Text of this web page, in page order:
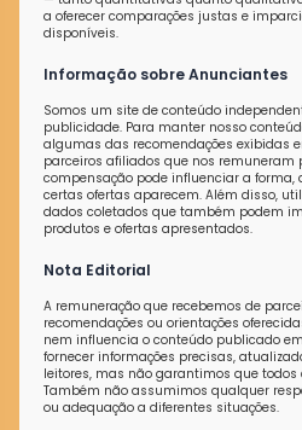
a oferecer comparações justas e
disponíveis.
Informação sobre Anunciantes
Somos um site de conteúdo
publicidade. Para manter nosso
algumas das recomendações exibidas
parceiros afiliados que nos remuneram
compensação pode influenciar a forma,
certas ofertas aparecem. Além disso,
dados coletados que também podem
produtos e ofertas apresentados.
Nota Editorial
A remuneração que recebemos de
recomendações ou orientações
nem influencia o conteúdo publicado
fornecer informações precisas,
leitores, mas não garantimos que
Também não assumimos qualquer
ou adequação a diferentes situações.